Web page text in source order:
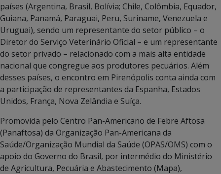
países (Argentina, Brasil, Bolívia; Chile, Colômbia, Equador,
Guiana, Panamá, Paraguai, Peru, Suriname, Venezuela e
Uruguai), sendo um representante do setor público – o
Diretor do Serviço Veterinário Oficial – e um representante
do setor privado – relacionado com a mais alta entidade
nacional que congregue aos produtores pecuários. Além
desses países, o encontro em Pirenópolis conta ainda com
a participação de representantes da Espanha, Estados
Unidos, França, Nova Zelândia e Suíça.
Promovida pelo Centro Pan-Americano de Febre Aftosa
(Panaftosa) da Organização Pan-Americana da
Saúde/Organização Mundial da Saúde (OPAS/OMS) com o
apoio do Governo do Brasil, por intermédio do Ministério
de Agricultura, Pecuária e Abastecimento (Mapa),